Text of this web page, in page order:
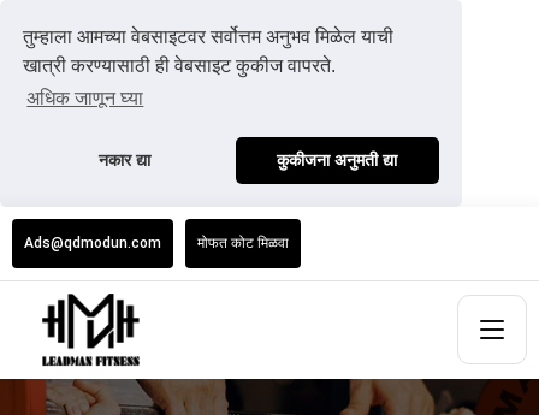
तुम्हाला आमच्या वेबसाइटवर सर्वोत्तम अनुभव मिळेल याची
खात्री करण्यासाठी ही वेबसाइट कुकीज वापरते.
अधिक जाणून घ्या
नकार द्या कुकीजना अनुमती द्या
Ads@qdmodun.com मोफत कोट मिळवा